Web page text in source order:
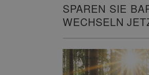
SPAREN SIE
WECHSELN